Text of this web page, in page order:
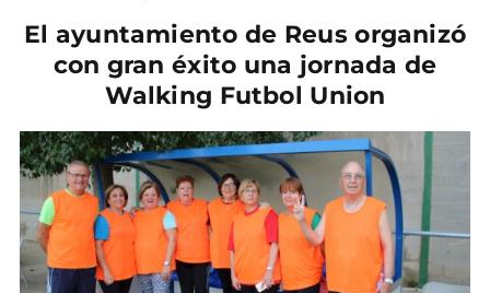
El ayuntamiento de Reus organizó
con gran éxito una jornada de
Walking Futbol Union